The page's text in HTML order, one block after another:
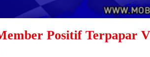
Positif Terpapar